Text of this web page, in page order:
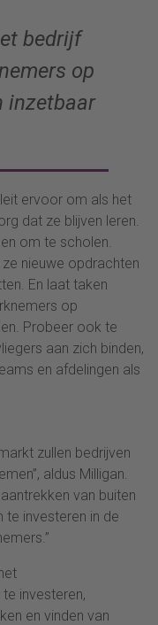
bedrijf
op
inzetbaar
ervoor om als het
dat ze blijven leren.
om te scholen.
nieuwe opdrachten
En laat taken
op
Probeer ook te
aan zich binden,
en afdelingen als
zullen bedrijven
aldus Milligan.
van buiten
te investeren in de
investeren,
en vinden van